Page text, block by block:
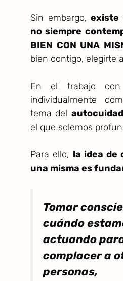
Sin embargo,existe
no siempre
BIEN CON UNA
bien contigo, elegirte
En el trabajo con
individualmente
tema del
el que solemos
Para ello, la idea de
una misma es
Tomar
cuándo
actuando
complacer a
personas,